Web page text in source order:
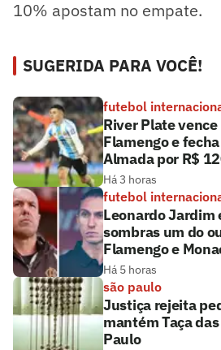
10% apostam no empate.
SUGERIDA PARA VOCÊ!
futebol
River Plate
Flamengo e
Almada por R$
Há 3 horas
futebol
Leonardo Jardim
sombras um do
Flamengo e
Há 5 horas
são paulo
Justiça rejeita
mantém Taça
Paulo